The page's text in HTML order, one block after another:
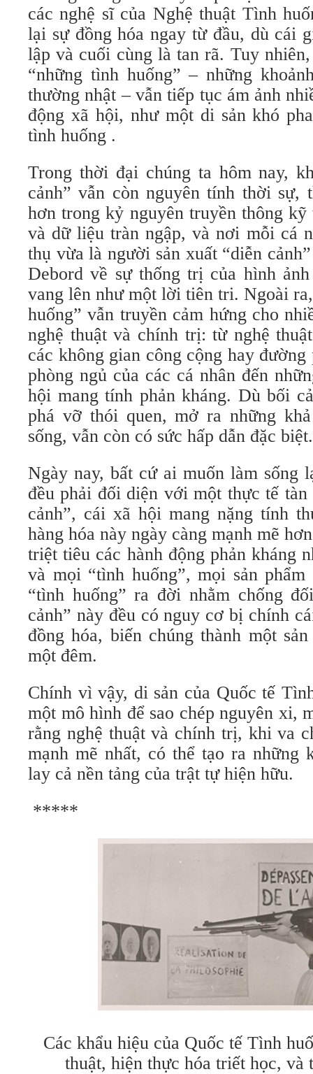
các nghệ sĩ của Nghệ thuật Tình
lại sự đồng hóa ngay từ đầu, dù cái
lập và cuối cùng là tan rã. Tuy
“những tình huống” – những
thường nhật – vẫn tiếp tục ám ảnh
động xã hội, như một di sản khó
tình huống .
Trong thời đại chúng ta hôm nay,
cảnh” vẫn còn nguyên tính thời sự,
hơn trong kỷ nguyên truyền thông
và dữ liệu tràn ngập, và nơi mỗi cá
thụ vừa là người sản xuất “diễn
Debord về sự thống trị của hình
vang lên như một lời tiên tri. Ngoài
huống” vẫn truyền cảm hứng cho
nghệ thuật và chính trị: từ nghệ
các không gian công cộng hay
phòng ngủ của các cá nhân đến
hội mang tính phản kháng. Dù bối
phá vỡ thói quen, mở ra những
sống, vẫn còn có sức hấp dẫn đặc biệt.
Ngày nay, bất cứ ai muốn làm sống
đều phải đối diện với một thực tế
cảnh”, cái xã hội mang nặng tính
hàng hóa này ngày càng mạnh mẽ
triệt tiêu các hành động phản kháng
và mọi “tình huống”, mọi sản
“tình huống” ra đời nhằm chống
cảnh” này đều có nguy cơ bị chính
đồng hóa, biến chúng thành một
một đêm.
Chính vì vậy, di sản của Quốc tế
một mô hình để sao chép nguyên xi,
rằng nghệ thuật và chính trị, khi va
mạnh mẽ nhất, có thể tạo ra những
lay cả nền tảng của trật tự hiện hữu.
*****
Các khẩu hiệu của Quốc tế Tình
thuật, hiện thực hóa triết học, và